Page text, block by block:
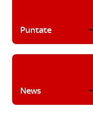
Puntate
News